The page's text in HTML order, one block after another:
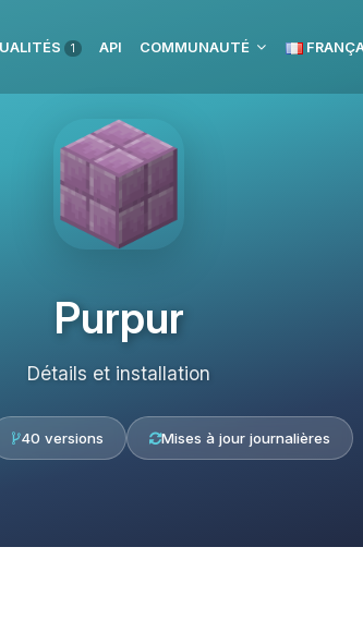
1 API COMMUNAUTÉ
Purpur
Détails et installation
40 versions Mises à jour journalières